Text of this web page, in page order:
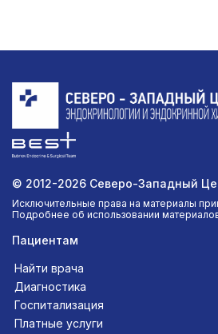
© 2012-2026 Северо-Западный
Исключительные права на материалы
Подробнее об использовании
Пациентам
Найти врача
Диагностика
Госпитализация
Платные услуги